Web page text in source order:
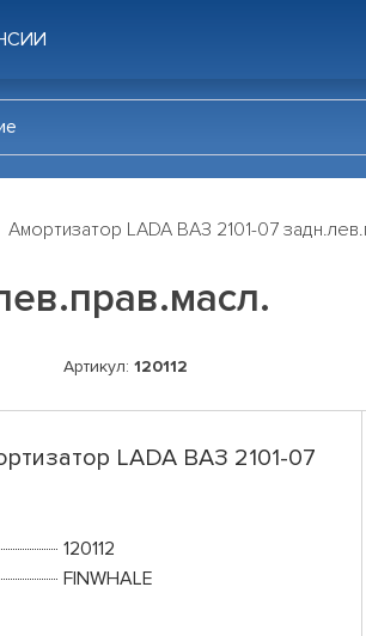
Амортизатор LADA ВАЗ 2101-07
Артикул: 120112
LADA ВАЗ 2101-07
120112
FINWHALE